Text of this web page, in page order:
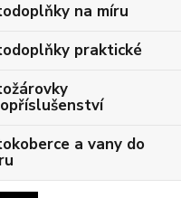
na míru
praktické
a vany do